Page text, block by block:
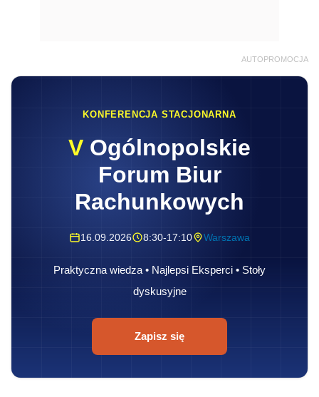
AUTOPROMOCJA
KONFERENCJA STACJONARNA
V Ogólnopolskie
Forum Biur
Rachunkowych
16.09.2026 8:30-17:10 Warszawa
Praktyczna wiedza • Najlepsi Eksperci • Stoły
dyskusyjne
Zapisz się